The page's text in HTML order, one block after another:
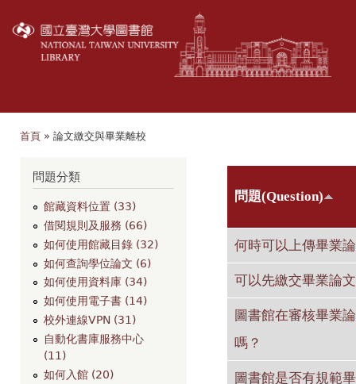
首頁 » 論文繳交與畢業離校
問題分類
館藏資料位置 (33)
借閱規則及服務 (66)
如何使用館藏目錄 (32)
如何查詢學位論文 (6)
如何使用資料庫 (34)
如何使用電子書 (14)
校外連線VPN (31)
自動化書庫服務中心
(11)
如何入館 (20)
問題(Question)
何時可以上傳畢業
可以先繳交畢業論
圖書館在審核畢業
嗎？
圖書館是否有規範